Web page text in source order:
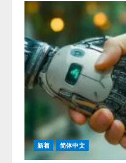
公開！
新オプ
ショ
ン！
AIが組
織の業
務実態
を分析
し労務
改善を
支援。
藤原竜
也メイ
新着 简体中文